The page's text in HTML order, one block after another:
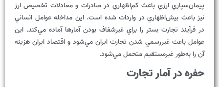
پيمان‌سپاري ارزي باعث کم‌اظهاري در صادرات و معادلات تخصيص ارز
نيز باعث بيش‌اظهاري در واردات شده‌ است. اين مداخله عوامل انساني
در فرآيند تجارت بستر را براي غيرشفاف بودن آمارها آماده مي‌کند. اين
عوامل باعث غيررسمي شدن تجارت ايران مي‌شود و اقتصاد ايران هزينه
آن را به‌طور غيرمستقيم متحمل مي‌شود.
حفره در آمار تجارت